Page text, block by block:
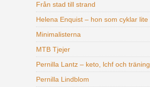
Från stad till strand
Helena Enquist – hon som cyklar lite
Minimalisterna
MTB Tjejer
Pernilla Lantz – keto, lchf och träning
Pernilla Lindblom